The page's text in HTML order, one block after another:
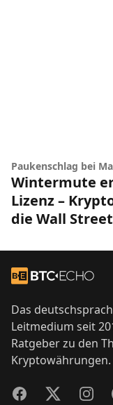
Paukenschlag bei
Wintermute
Lizenz –
die Wall Street
Zur Startseite
Das
Leitmedium seit
Ratgeber zu den
Kryptowährungen.
FacebookTwitter